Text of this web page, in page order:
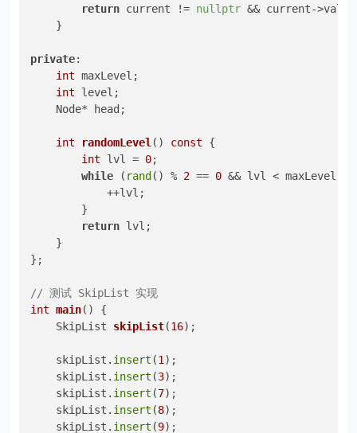
return current != nullptr && current-
}
private:
int maxLevel;
int level;
Node* head;
int randomLevel () const
{
int lvl = 0;
while ( rand () % 2 == 0 && lvl < maxLevel) {
++lvl;
}
return lvl;
}
};
// 测试 SkipList 实现
int main()
{
SkipList skipList(16) ;
skipList. insert (1 );
skipList. insert (3);
skipList. insert (7);
skipList. insert (8);
skipList. insert (9);